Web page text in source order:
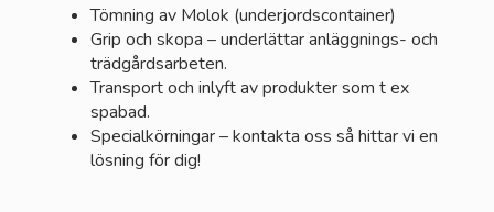
Tömning av Molok (underjordscontainer)
Grip och skopa – underlättar anläggnings- och
trädgårdsarbeten.
Transport och inlyft av produkter som t ex
spabad.
Specialkörningar – kontakta oss så hittar vi en
lösning för dig!